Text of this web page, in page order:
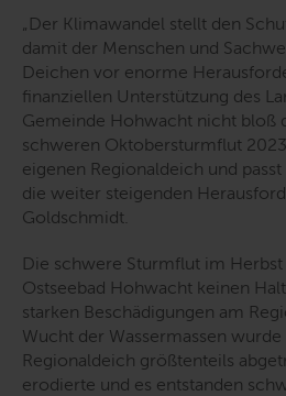
„Der Klimawandel stellt den
damit der Menschen und
Deichen vor enorme
finanziellen Unterstützung des
Gemeinde Hohwacht nicht bloß
schweren Oktobersturmflut
eigenen Regionaldeich und
die weiter steigenden
Goldschmidt.
Die schwere Sturmflut im
Ostseebad Hohwacht keinen
starken Beschädigungen am
Wucht der Wassermassen
Regionaldeich größtenteils
erodierte und es entstanden